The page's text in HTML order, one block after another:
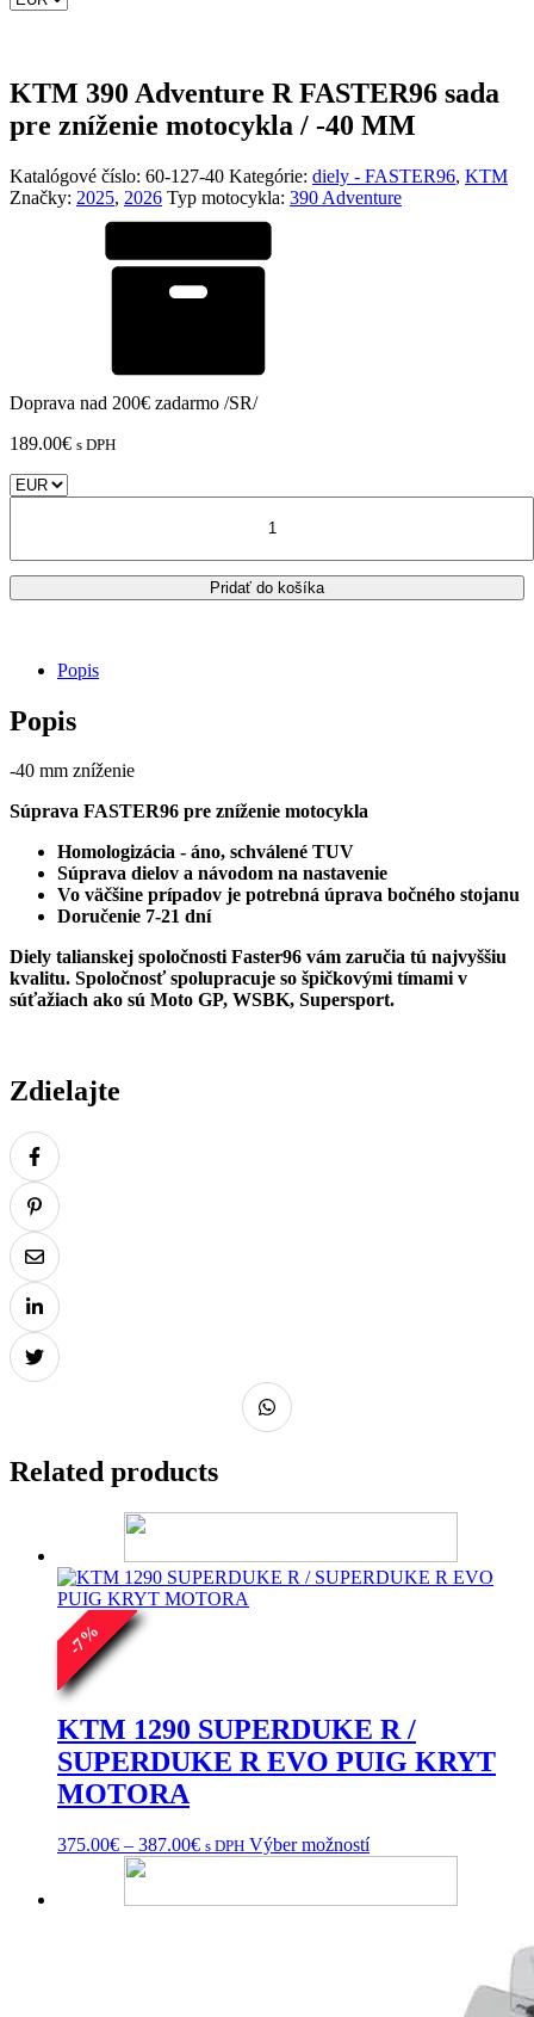
KTM 390 Adventure R FASTER96 sada
pre zníženie motocykla / -40 MM
Katalógové číslo: 60-127-40 Kategórie: diely - FASTER96, KTM
Značky: 2025, 2026 Typ motocykla: 390 Adventure
Doprava nad 200€ zadarmo /SR/
189.00€ s DPH
zníženie
MM
Pridať do košíka
Popis
Popis
-40 mm zníženie
Súprava FASTER96 pre zníženie motocykla
Homologizácia - áno, schválené TUV
Súprava dielov a návodom na nastavenie
Vo väčšine prípadov je potrebná úprava bočného stojanu
Doručenie 7-21 dní
Diely talianskej spoločnosti Faster96 vám zaručia tú najvyššiu
kvalitu. Spoločnosť spolupracuje so špičkovými tímami v
súťažiach ako sú Moto GP, WSBK, Supersport.
Zdielajte
Related products
-
7
%
KTM 1290 SUPERDUKE R /
SUPERDUKE R EVO PUIG KRYT
MOTORA
375.00€ – 387.00€Price
through
s DPH Výber možnostíTento
viacero